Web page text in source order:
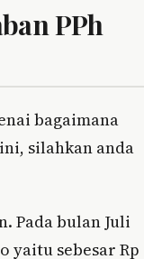
PPh
bagaimana
silahkan anda
Pada bulan Juli
yaitu sebesar Rp